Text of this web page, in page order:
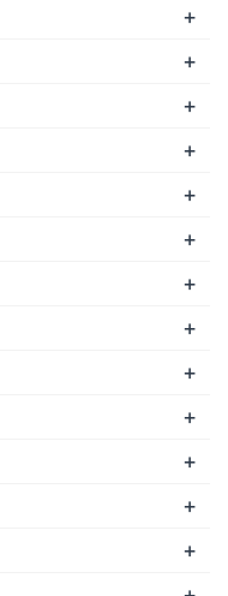
+
+
+
+
+
+
+
+
+
+
+
+
+